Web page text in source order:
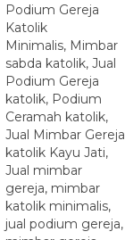
Podium Gereja
Katolik
Minimalis, Mimbar
sabda katolik, Jual
Podium Gereja
katolik, Podium
Ceramah katolik,
Jual Mimbar Gereja
katolik Kayu Jati,
Jual mimbar
gereja, mimbar
katolik minimalis,
jual podium gereja,